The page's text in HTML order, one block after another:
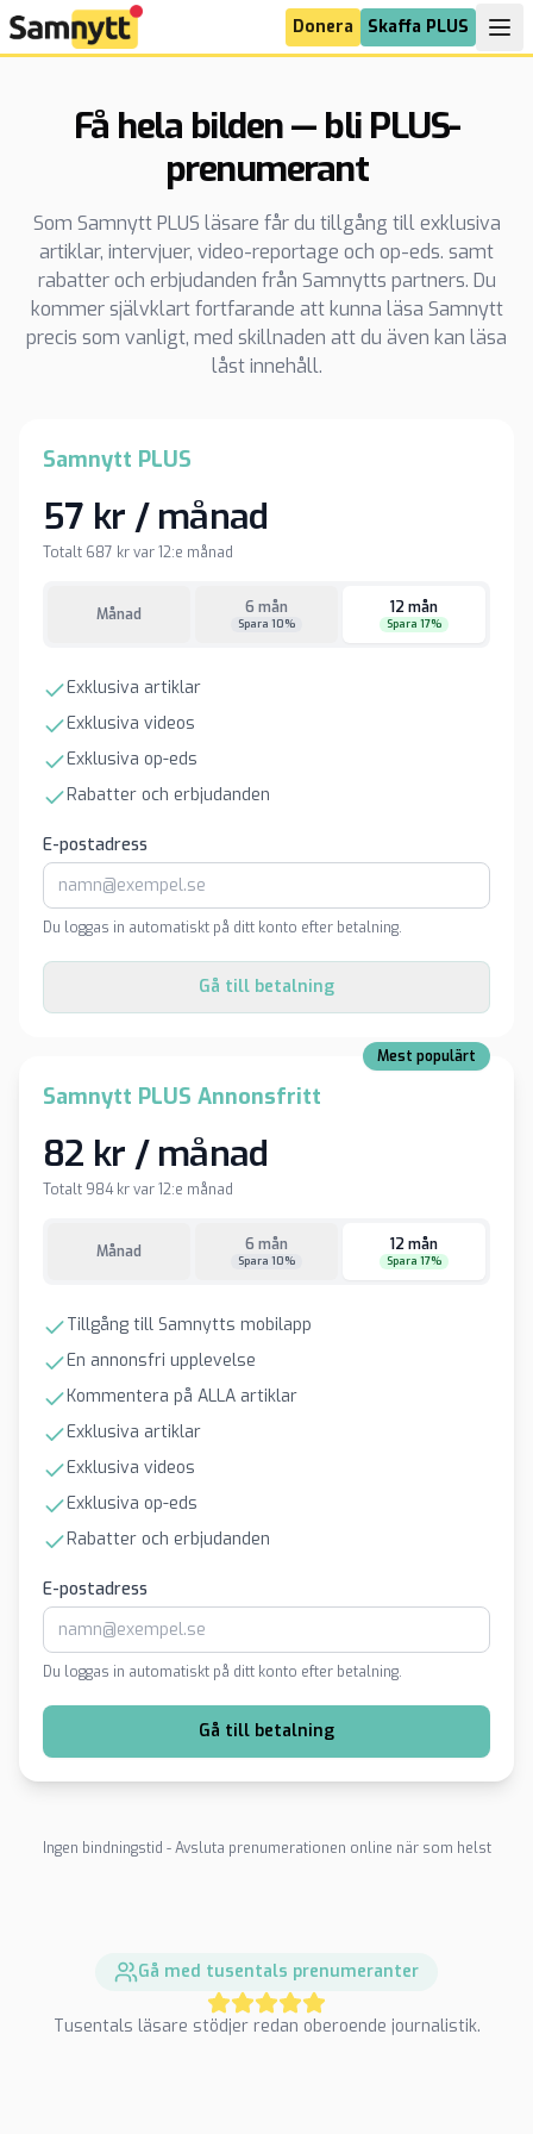
Donera Skaffa PLUS
Få hela bilden — bli PLUS-
prenumerant
Som Samnytt PLUS läsare får du tillgång till exklusiva
artiklar, intervjuer, video-reportage och op-eds. samt
rabatter och erbjudanden från Samnytts partners. Du
kommer självklart fortfarande att kunna läsa Samnytt
precis som vanligt, med skillnaden att du även kan läsa
låst innehåll.
Samnytt PLUS
57 kr / månad
Totalt 687 kr var 12:e månad
Månad 6 mån
Spara 10%
12 mån
Spara 17%
Exklusiva artiklar
Exklusiva videos
Exklusiva op-eds
Rabatter och erbjudanden
E-postadress
Du loggas in automatiskt på ditt konto efter betalning.
Gå till betalning
Mest populärt
Samnytt PLUS Annonsfritt
82 kr / månad
Totalt 984 kr var 12:e månad
Månad 6 mån
Spara 10%
12 mån
Spara 17%
Tillgång till Samnytts mobilapp
En annonsfri upplevelse
Kommentera på ALLA artiklar
Exklusiva artiklar
Exklusiva videos
Exklusiva op-eds
Rabatter och erbjudanden
E-postadress
Du loggas in automatiskt på ditt konto efter betalning.
Gå till betalning
Ingen bindningstid - Avsluta prenumerationen online när som helst
Gå med tusentals prenumeranter
Tusentals läsare stödjer redan oberoende journalistik.